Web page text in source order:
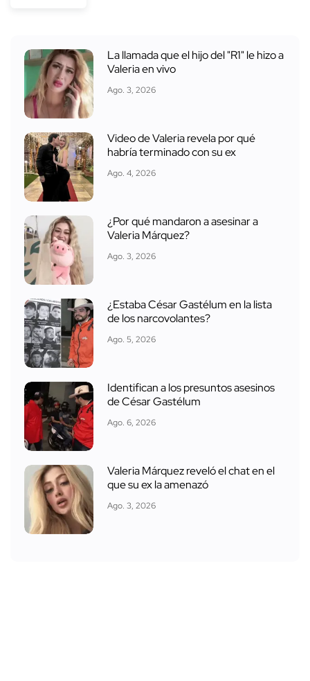
La llamada que el hijo del "R1" le hizo a
Valeria en vivo
Ago. 3, 2026
Video de Valeria revela por qué
habría terminado con su ex
Ago. 4, 2026
¿Por qué mandaron a asesinar a
Valeria Márquez?
Ago. 3, 2026
¿Estaba César Gastélum en la lista
de los narcovolantes?
Ago. 5, 2026
Identifican a los presuntos asesinos
de César Gastélum
Ago. 6, 2026
Valeria Márquez reveló el chat en el
que su ex la amenazó
Ago. 3, 2026